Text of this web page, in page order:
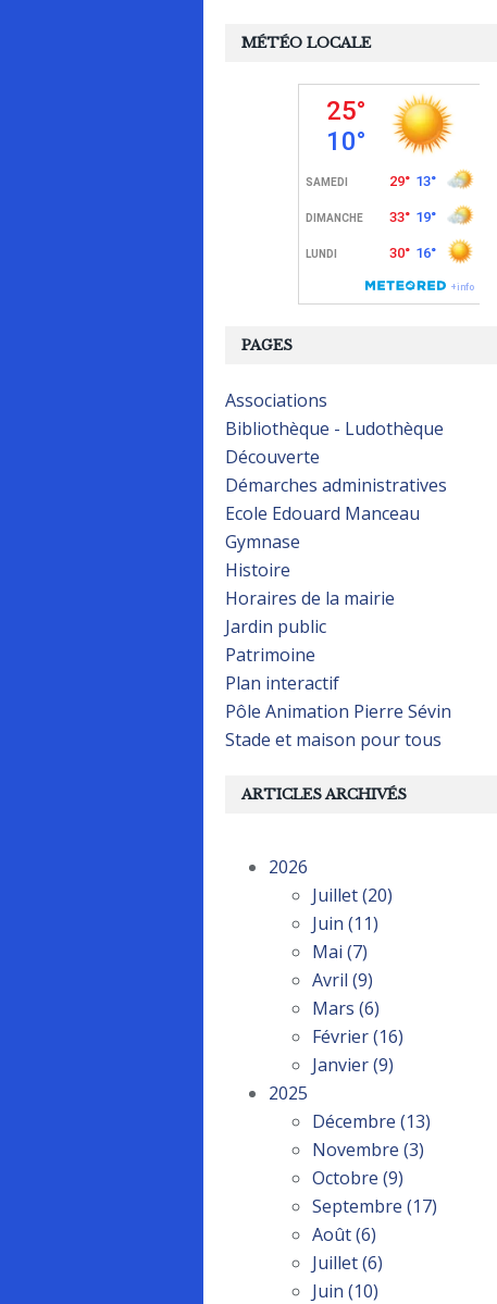
PAGES
Associations
Bibliothèque - Ludothèque
Découverte
Démarches administratives
Ecole Edouard Manceau
Gymnase
Histoire
Horaires de la mairie
Jardin public
Patrimoine
Plan interactif
Pôle Animation Pierre Sévin
Stade et maison pour tous
MÉTÉO LOCALE
ARTICLES ARCHIVÉS
2026
Juillet(20)
Juin (11)
Mai (7)
Avril (9)
Mars (6)
Février(16)
Janvier(9)
2025
Décembre (13)
Novembre (3)
Octobre (9)
Septembre (17)
Août(6)
Juillet(6)
Juin (10)